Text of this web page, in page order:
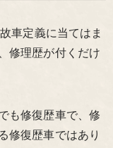
車定義に当てはま
修理歴が付くだけ
も修復歴車で、修
修復歴車ではあり